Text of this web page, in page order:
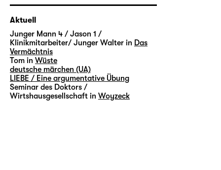
Aktuell
Junger Mann 4 / Jason 1 /
Klinikmitarbeiter/ Junger Walter in Das
Vermächtnis
Tom in Wüste
deutsche märchen (UA)
LIEBE / Eine argumentative Übung
Seminar des Doktors /
Wirtshausgesellschaft in Woyzeck